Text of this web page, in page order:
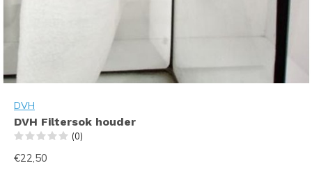
DVH
DVH Filtersok houder
(0)
€22,50